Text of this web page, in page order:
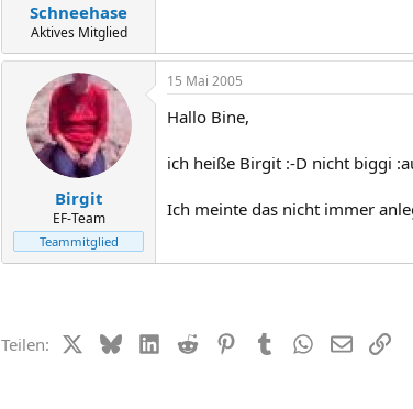
Schneehase
Aktives Mitglied
Birgit
EF-Team
Teammitglied
15 Mai 2005
Hallo Bine,
ich heiße Birgit :-D nicht biggi
Ich meinte das nicht immer
Teilen: X (Twitter)
BlueskyLinkedIn
Reddit PinterestTumblrWhatsApp
E-MailLink